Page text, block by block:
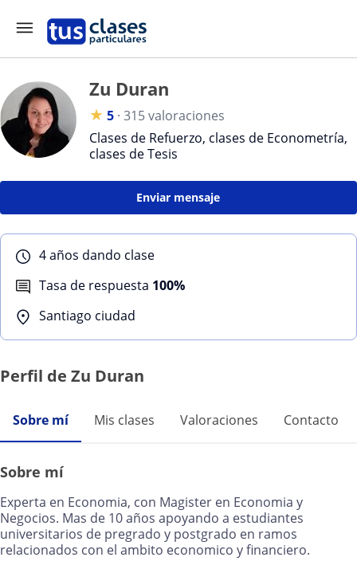
Zu Duran
★ 5 · 315 valoraciones
Clases de Refuerzo, clases de Econometría,
clases de Tesis
Enviar mensaje
4 años dando clase
Tasa de respuesta 100%
Santiago ciudad
Perfil de Zu Duran
Sobre mí Mis clases Valoraciones Contacto
Sobre mí
Experta en Economia, con Magister en Economia y
Negocios. Mas de 10 años apoyando a estudiantes
universitarios de pregrado y postgrado en ramos
relacionados con el ambito economico y financiero.